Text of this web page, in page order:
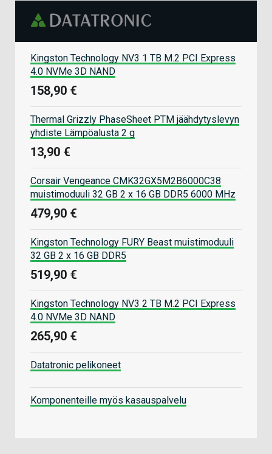
Kingston Technology NV3 1 TB M.2 PCI Express
4.0 NVMe 3D NAND
158,90 €
Thermal Grizzly PhaseSheet PTM jäähdytyslevyn
yhdiste Lämpöalusta 2 g
13,90 €
Corsair Vengeance CMK32GX5M2B6000C38
muistimoduuli 32 GB 2 x 16 GB DDR5 6000 MHz
479,90 €
Kingston Technology FURY Beast muistimoduuli
32 GB 2 x 16 GB DDR5
519,90 €
Kingston Technology NV3 2 TB M.2 PCI Express
4.0 NVMe 3D NAND
265,90 €
Datatronic pelikoneet
Komponenteille myös kasauspalvelu